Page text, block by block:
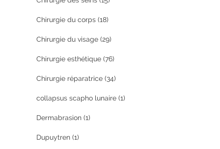
Chirurgie du corps (18)
Chirurgie du visage (29)
Chirurgie esthétique (76)
Chirurgie réparatrice (34)
collapsus scapho lunaire (1)
Dermabrasion (1)
Dupuytren (1)